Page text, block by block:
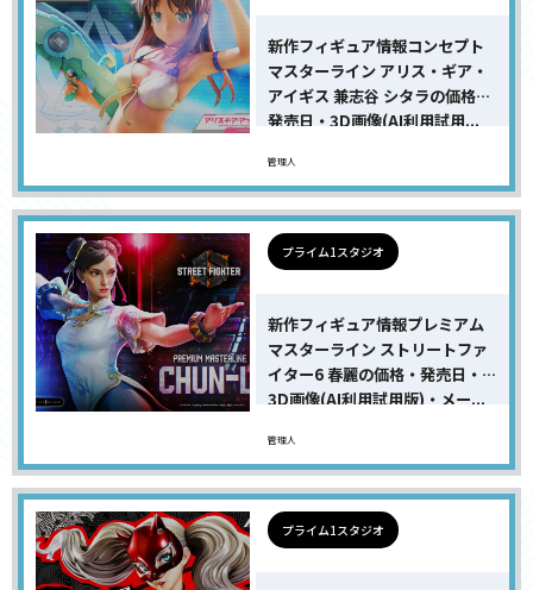
新作フィギュア情報コンセプト
マスターライン アリス・ギア・
アイギス 兼志谷 シタラの価格・
発売日・3D画像(AI利用試用...
管理人
プライム1スタジオ
新作フィギュア情報プレミアム
マスターライン ストリートファ
イター6 春麗の価格・発売日・
3D画像(AI利用試用版)・メー...
管理人
プライム1スタジオ